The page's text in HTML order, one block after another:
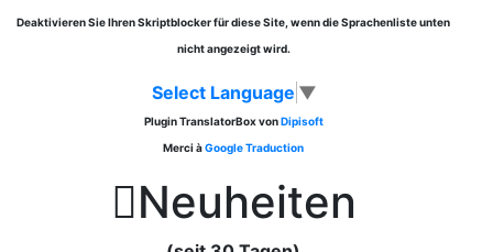
Deaktivieren Sie Ihren Skriptblocker für diese Site, wenn die Sprachenliste unten
nicht angezeigt wird.
Select Language ▼
Plugin TranslatorBox vonDipisoft
Merci àGoogle Traduction
Neuheiten